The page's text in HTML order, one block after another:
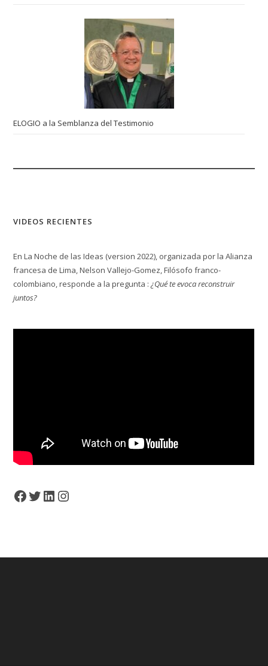
ELOGIO a la Semblanza del Testimonio
VIDEOS RECIENTES
En La Noche de las Ideas (version 2022), organizada por la Alianza
francesa de Lima, Nelson Vallejo-Gomez, Filósofo franco-
colombiano, responde a la pregunta :¿Qué te evoca reconstruir
juntos?
Facebook
TwitterLinkedInInstagram